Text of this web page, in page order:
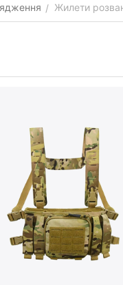
/ Жилети